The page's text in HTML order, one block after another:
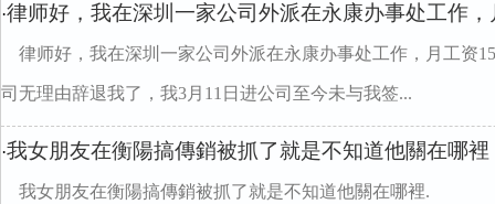
·律师好，我在深圳一家公司外派在永康办事处工作，
律师好，我在深圳一家公司外派在永康办事处工作，月工资
司无理由辞退我了，我3月11日进公司至今未与我签...
·我女朋友在衡陽搞傳銷被抓了就是不知道他關在哪裡
我女朋友在衡陽搞傳銷被抓了就是不知道他關在哪裡.